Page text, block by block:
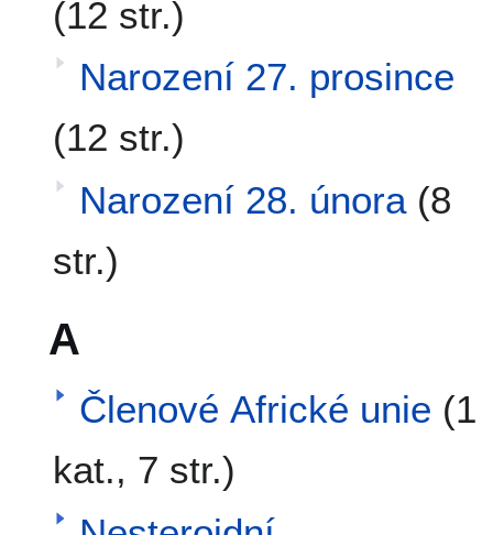
(12 str.)
Narození 27. prosince
(12 str.)
Narození 28. února (8
str.)
A
Členové Africké unie (1
kat., 7 str.)